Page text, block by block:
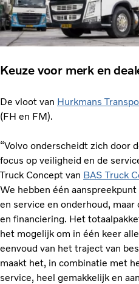
Keuze voor merk en
De vloot van Hurkmans
(FH en FM).
“Volvo onderscheidt zich door
focus op veiligheid en de
Truck Concept van BAS Truck
We hebben één
en service en onderhoud,
en financiering. Het
het mogelijk om in één keer
eenvoud van het traject van
maakt het, in combinatie met
service, heel gemakkelijk en